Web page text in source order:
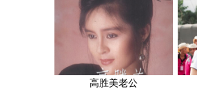
高胜美老公